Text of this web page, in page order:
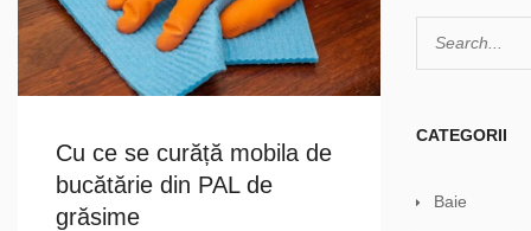
Cu ce se curăță mobila de
bucătărie din PAL de
grăsime
CATEGORII
Baie